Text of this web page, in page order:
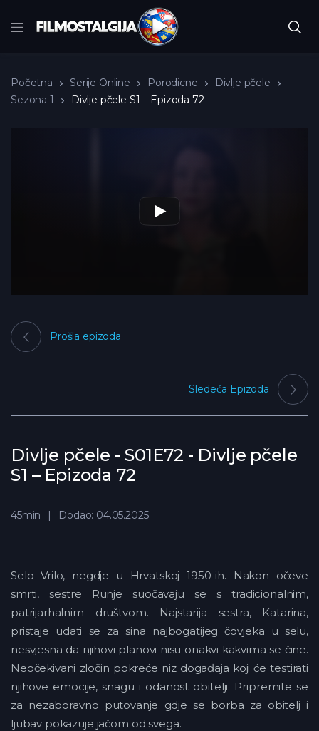
Početna Serije Online Porodicne
Divlje pčele
Sezona 1
Divlje pčele S1 – Epizoda 72
Divlje pčele - S01E72 - Divlje pčele
S1 – Epizoda 72
Prošla epizoda
Sledeća Epizoda
45min Dodao: 04.05.2025
Selo Vrilo, negdje u Hrvatskoj 1950-ih. Nakon očeve
smrti, sestre Runje suočavaju se s tradicionalnim,
patrijarhalnim društvom. Najstarija sestra, Katarina,
pristaje udati se za sina najbogatijeg čovjeka u selu,
nesvjesna da njihovi planovi nisu onakvi kakvima se čine.
Neočekivani zločin pokreće niz događaja koji će testirati
njihove emocije, snagu i odanost obitelji. Pripremite se
za nezaboravno putovanje gdje se borba za obitelj i
ljubav pokazuje jačom od svega.